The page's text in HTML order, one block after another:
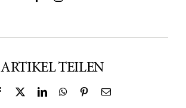
ARTIKEL TEILEN
Facebook LinkedInWhatsApp
Pinterest
E-